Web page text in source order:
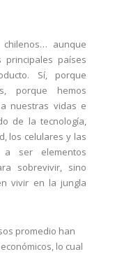
aunque
países
Sí, porque
porque hemos
nuestras vidas e
de la tecnología,
los celulares y las
a ser elementos
sobrevivir, sino
vivir en la jungla
promedio han
lo cual